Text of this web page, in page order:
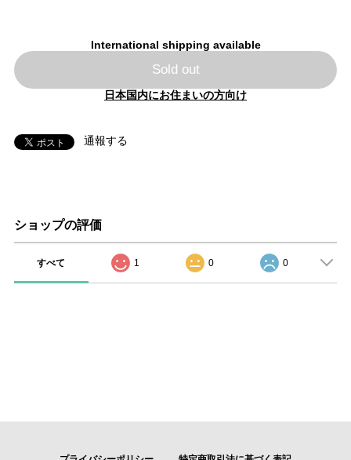
International shipping available
Sold out
日本国内にお住まいの方向け
通報する
ショップの評価
すべて 1 0 0